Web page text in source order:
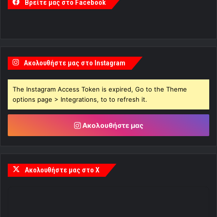
Βρείτε μας στο Facebook
Ακολουθήστε μας στο Instagram
The Instagram Access Token is expired, Go to the Theme
options page > Integrations, to to refresh it.
Ακολουθήστε μας
Ακολουθήστε μας στο X